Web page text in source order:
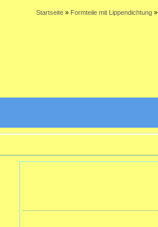
Startseite» Formteile mit Lippendichtung»